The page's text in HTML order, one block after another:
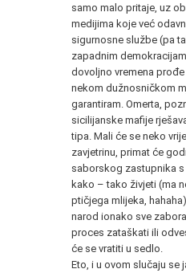
samo malo pritaje, uz
medijima koje već
sigurnosne službe (pa
zapadnim
dovoljno vremena
nekom dužnosničkom
garantiram. Omerta,
sicilijanske mafije
tipa. Mali će se neko
zavjetrinu, primat će
saborskog zastupnika
kako – tako živjeti (ma
ptičjega mlijeka,
narod ionako sve
proces zataškati ili
će se vratiti u sedlo.
Eto, i u ovom slučaju se